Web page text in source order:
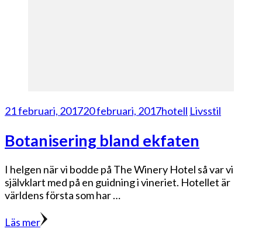
21 februari, 201720 februari, 2017hotell Livsstil
Botanisering bland ekfaten
I helgen när vi bodde på The Winery Hotel så var vi
självklart med på en guidning i vineriet. Hotellet är
världens första som har …
Läs mer